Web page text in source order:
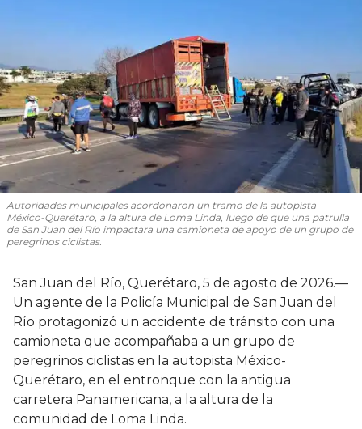
Autoridades municipales acordonaron un tramo de la autopista
México-Querétaro, a la altura de Loma Linda, luego de que una patrulla
de San Juan del Río impactara una camioneta de apoyo de un grupo de
peregrinos ciclistas.
San Juan del Río, Querétaro, 5 de agosto de 2026.—
Un agente de la Policía Municipal de San Juan del
Río protagonizó un accidente de tránsito con una
camioneta que acompañaba a un grupo de
peregrinos ciclistas en la autopista México-
Querétaro, en el entronque con la antigua
carretera Panamericana, a la altura de la
comunidad de Loma Linda.